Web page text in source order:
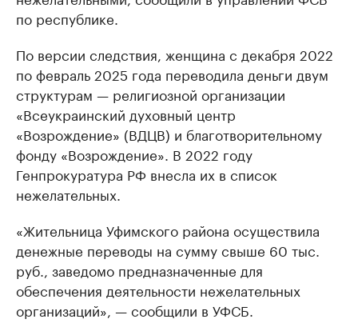
по республике.
По версии следствия, женщина с декабря 2022
по февраль 2025 года переводила деньги двум
структурам — религиозной организации
«Всеукраинский духовный центр
«Возрождение» (ВДЦВ) и благотворительному
фонду «Возрождение». В 2022 году
Генпрокуратура РФ внесла их в список
нежелательных.
«Жительница Уфимского района осуществила
денежные переводы на сумму свыше 60 тыс.
руб., заведомо предназначенные для
обеспечения деятельности нежелательных
организаций», — сообщили в УФСБ.